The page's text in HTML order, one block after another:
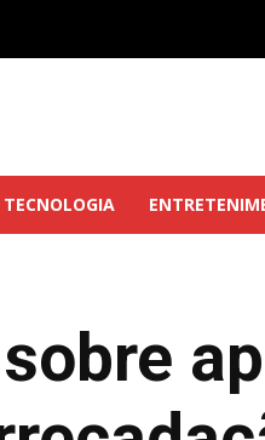
TECNOLOGIA